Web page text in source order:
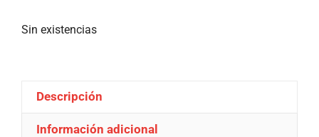
Sin existencias
Descripción
Información adicional